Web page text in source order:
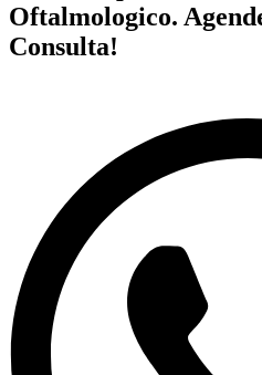
Oftalmologico.
Consulta!